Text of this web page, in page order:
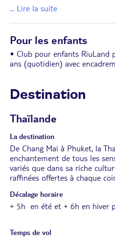
... Lire la suite
Pour les enfants
• Club pour enfants RiuLand
ans (quotidien) avec
Destination
Thaïlande
La destination
De Chang Mai à Phuket, la
enchantement de tous les
variés que dans sa riche
raffinées offertes à chaque
Décalage horaire
+ 5h en été et + 6h en hiver
Temps de vol